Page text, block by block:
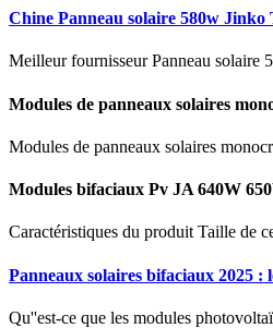
Chine Panneau solaire 580w Jinko
Meilleur fournisseur Panneau solaire
Modules de panneaux solaires
Modules de panneaux solaires
Modules bifaciaux Pv JA 640W
Caractéristiques du produit Taille de
Panneaux solaires bifaciaux 2025 :
Qu''est-ce que les modules